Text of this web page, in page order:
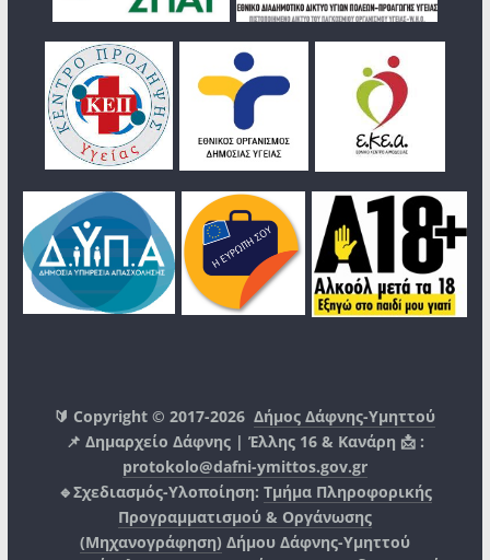
🔰 Copyright © 2017-2026Δήμος Δάφνης-Υμηττού
📌 Δημαρχείο Δάφνης | Έλλης 16 & Κανάρη 📩 :
protokolo@dafni-ymittos.gov.gr
🔹Σχεδιασμός-Υλοποίηση: Τμήμα Πληροφορικής
Προγραμματισμού & Οργάνωσης
(Μηχανογράφηση) Δήμου Δάφνης-Υμηττού